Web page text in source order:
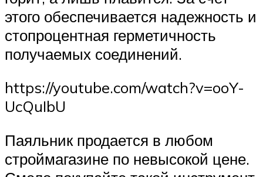
этого обеспечивается надежность и
стопроцентная герметичность
получаемых соединений.
https://youtube.com/watch?v=ooY-
UcQuIbU
Паяльник продается в любом
строймагазине по невысокой цене.